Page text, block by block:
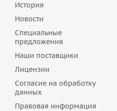
История
Новости
Специальные
предложения
Наши поставщики
Лицензии
Согласие на обработку
данных
Правовая информация